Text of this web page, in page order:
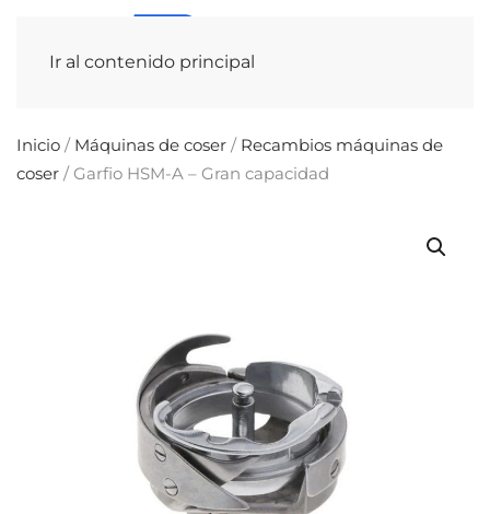
Ir al contenido principal
Inicio / Máquinas de coser / Recambios máquinas de
coser / Garfio HSM-A – Gran capacidad